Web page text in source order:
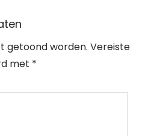
getoond worden. Vereiste
met *